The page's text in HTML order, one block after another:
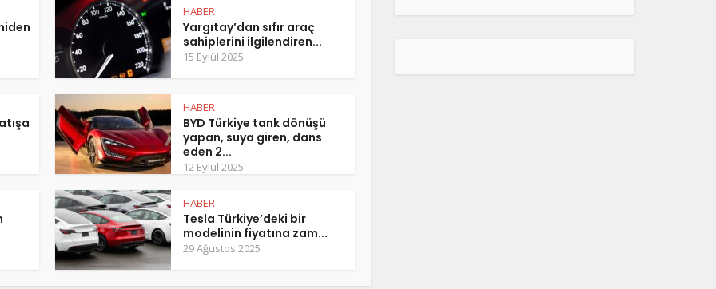
HABER
Yargıtay’dan sıfır araç
sahiplerini ilgilendiren...
15 Eylül 2025
HABER
BYD Türkiye tank dönüşü
yapan, suya giren, dans
eden 2...
12 Eylül 2025
HABER
Tesla Türkiye’deki bir
modelinin fiyatına zam...
29 Ağustos 2025